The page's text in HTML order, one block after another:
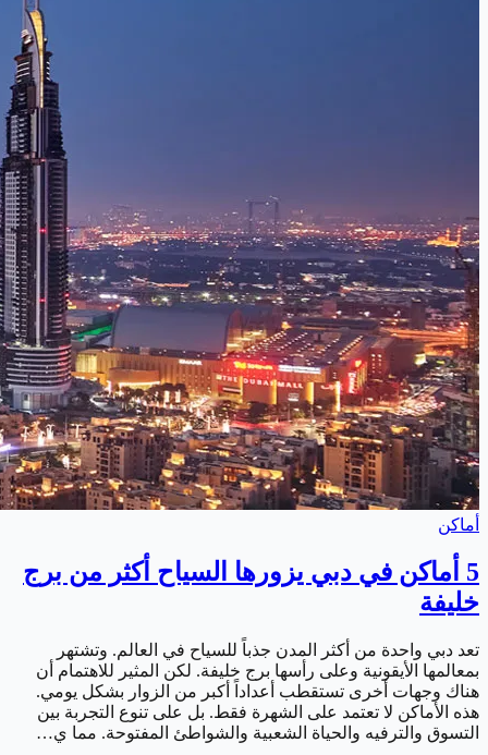
أماكن
5 أماكن في دبي يزورها السياح أكثر من برج
خليفة
تعد دبي واحدة من أكثر المدن جذباً للسياح في العالم. وتشتهر
بمعالمها الأيقونية وعلى رأسها برج خليفة. لكن المثير للاهتمام أن
هناك وجهات أخرى تستقطب أعداداً أكبر من الزوار بشكل يومي.
هذه الأماكن لا تعتمد على الشهرة فقط. بل على تنوع التجربة بين
التسوق والترفيه والحياة الشعبية والشواطئ المفتوحة. مما ي…